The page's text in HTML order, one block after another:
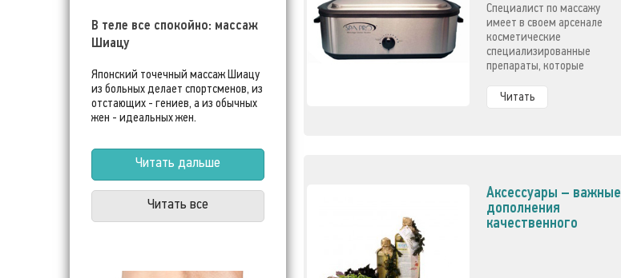
В теле все спокойно: массаж
Шиацу
Японский точечный массаж Шиацу
из больных делает спортсменов, из
отстающих - гениев, а из обычных
жен - идеальных жен.
Читать дальше
Читать все
Специалист по массажу
имеет в своем арсенале
косметические
специализированные
препараты, которые
лечебный эффект и
доставляют немало
Читать
Аксессуары – важные
дополнения
качественного